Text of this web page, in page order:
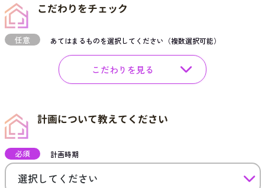
こだわりをチェック
任意 あてはまるものを選択してください（複数選択可能）
こだわりを見る
計画について教えてください
必須 計画時期